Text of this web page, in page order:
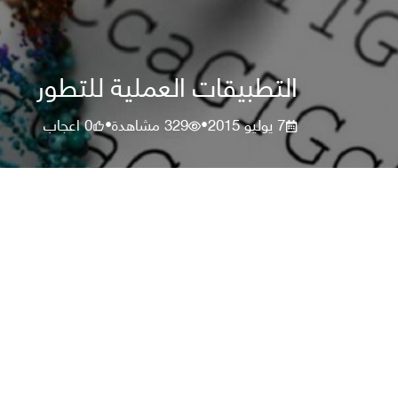
التطبيقات العملية للتطور
7 يوليو 2015 •
329مشاهدة•
0اعجاب